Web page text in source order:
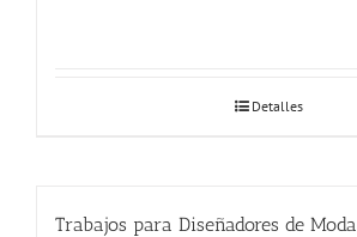
Detalles
Trabajos para Diseñadores de Moda